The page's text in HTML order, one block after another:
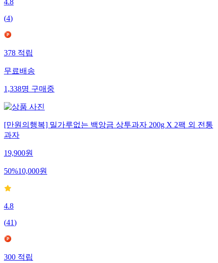
4.8
(4)
378적립
무료배송
1,338명구매중
[만원의행복] 밀가루없는 백앙금 상투과자 200g X 2팩 외 전통
과자
19,900원
50%10,000원
4.8
(41)
300적립